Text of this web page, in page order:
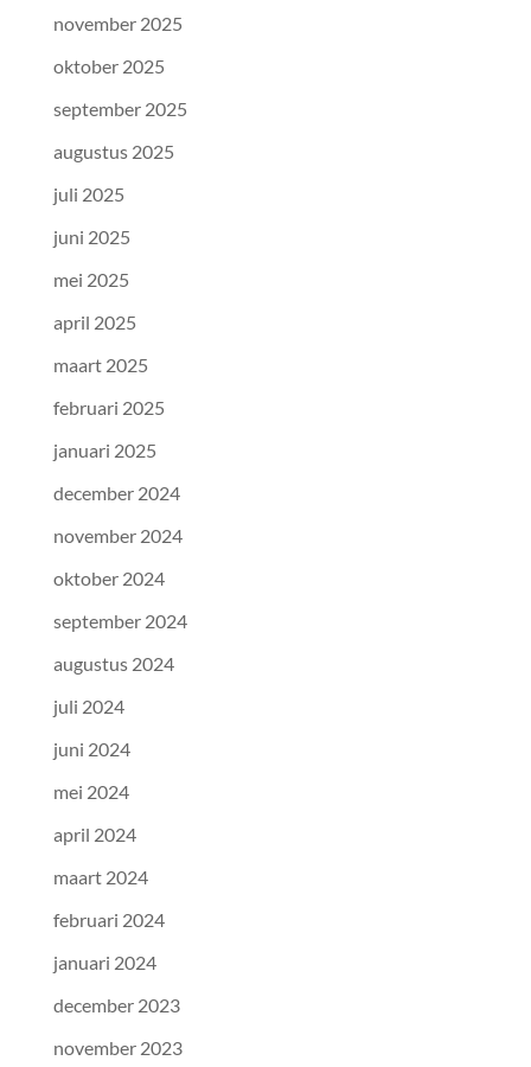
november 2025
oktober 2025
september 2025
augustus 2025
juli 2025
juni 2025
mei 2025
april 2025
maart 2025
februari 2025
januari 2025
december 2024
november 2024
oktober 2024
september 2024
augustus 2024
juli 2024
juni 2024
mei 2024
april 2024
maart 2024
februari 2024
januari 2024
december 2023
november 2023